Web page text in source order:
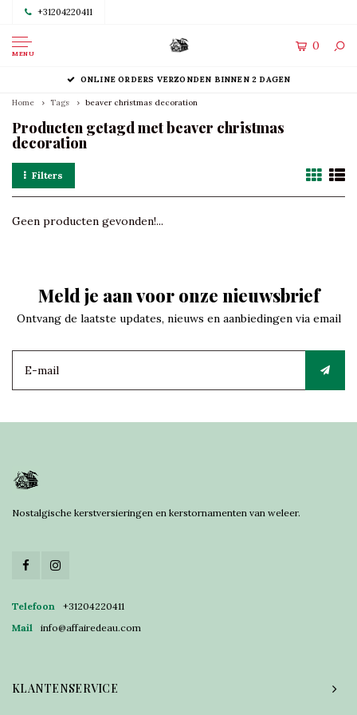
+31204220411
MENU
0
ONLINE ORDERS VERZONDEN BINNEN 2 DAGEN
Home Tags beaver christmas decoration
Producten getagd met beaver christmas
decoration
Filters
Geen producten gevonden!...
Meld je aan voor onze nieuwsbrief
Ontvang de laatste updates, nieuws en aanbiedingen via email
Nostalgische kerstversieringen en kerstornamenten van weleer.
Telefoon
+31204220411
Mail
info@affairedeau.com
KLANTENSERVICE